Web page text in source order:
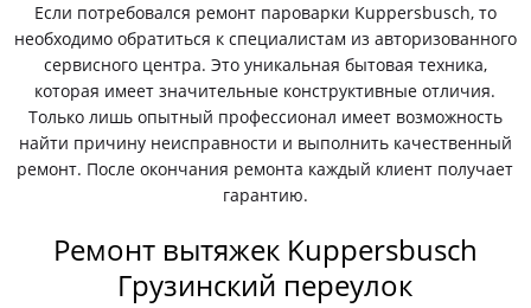
Если потребовался ремонт пароварки Kuppersbusch, то
необходимо обратиться к специалистам из авторизованного
сервисного центра. Это уникальная бытовая техника,
которая имеет значительные конструктивные отличия.
Только лишь опытный профессионал имеет возможность
найти причину неисправности и выполнить качественный
ремонт. После окончания ремонта каждый клиент получает
гарантию.
Ремонт вытяжек Kuppersbusch
Грузинский переулок